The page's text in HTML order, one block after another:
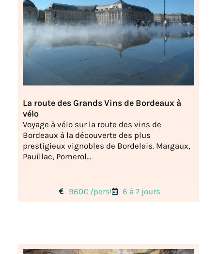
La route des Grands Vins de Bordeaux à
vélo
Voyage à vélo sur la route des vins de
Bordeaux à la découverte des plus
prestigieux vignobles de Bordelais. Margaux,
Pauillac, Pomerol...
960€ /pers 6 à 7 jours